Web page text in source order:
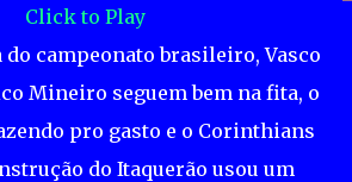
Click to Play
do campeonato brasileiro, Vasco
Mineiro seguem bem na fita, o
pro gasto e o Corinthians
do Itaquerão usou um